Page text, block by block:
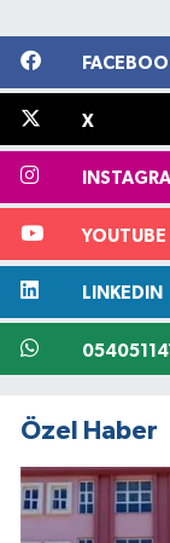
X
YOUTUBE
LINKEDIN
Özel Haber